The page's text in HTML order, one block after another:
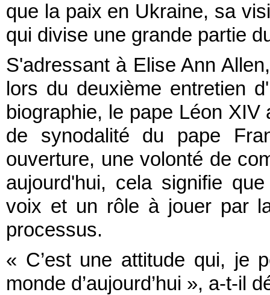
que la paix en Ukraine, sa
qui divise une grande partie
S'adressant à Elise Ann
lors du deuxième entretien
biographie, le pape Léon
de synodalité du pape
ouverture, une volonté de
aujourd'hui, cela signifie
voix et un rôle à jouer par
processus.
« C’est une attitude qui, je
monde d’aujourd’hui », a-t-il